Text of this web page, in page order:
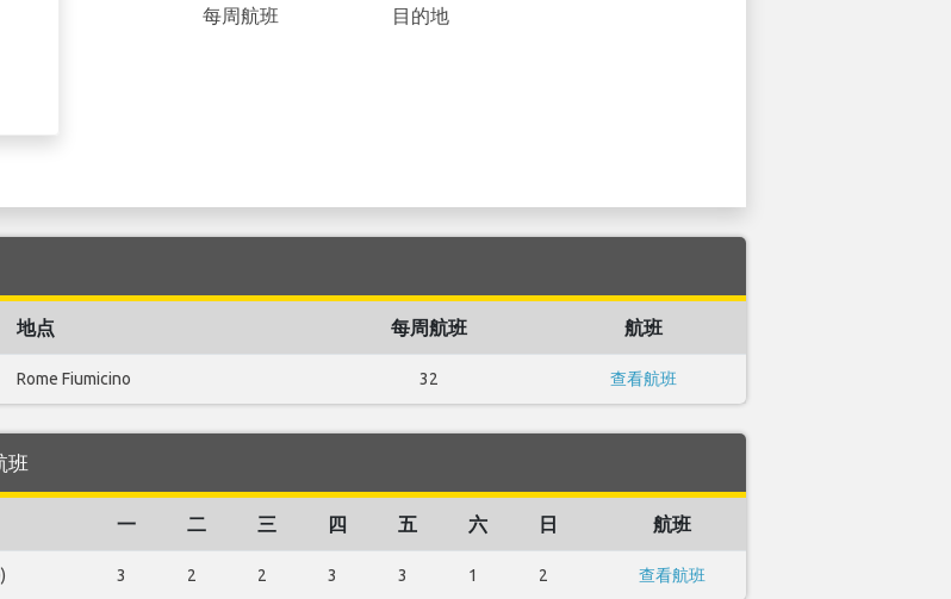
每周航班 目的地
地点 每周航班 航班
Rome Fiumicino 32 查看航班
班
一 二 三 四 五 六 日 航班
3 2 2 3 3 1 2 查看航班